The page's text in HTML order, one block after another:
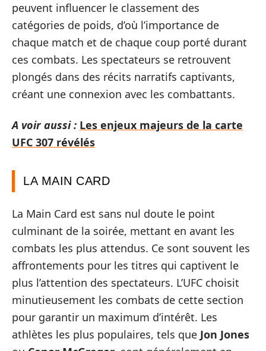
peuvent influencer le classement des
catégories de poids, d’où l’importance de
chaque match et de chaque coup porté durant
ces combats. Les spectateurs se retrouvent
plongés dans des récits narratifs captivants,
créant une connexion avec les combattants.
A voir aussi : Les enjeux majeurs de la carte
UFC 307 révélés
LA MAIN CARD
La Main Card est sans nul doute le point
culminant de la soirée, mettant en avant les
combats les plus attendus. Ce sont souvent les
affrontements pour les titres qui captivent le
plus l’attention des spectateurs. L’UFC choisit
minutieusement les combats de cette section
pour garantir un maximum d’intérêt. Les
athlètes les plus populaires, tels que Jon Jones